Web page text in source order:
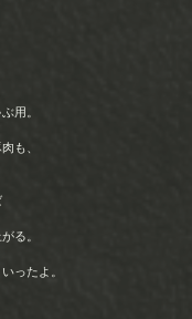
用。
も、
る。
ったよ。